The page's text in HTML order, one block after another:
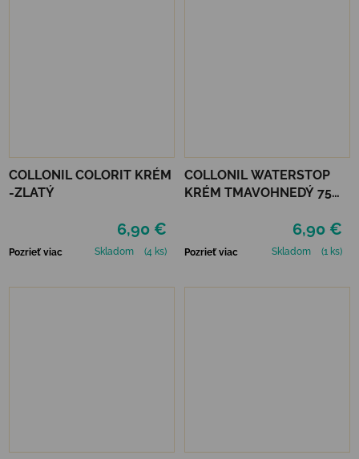
COLLONIL COLORIT KRÉM
-ZLATÝ
6,90 €
Pozrieť viac Skladom (4 ks)
COLLONIL WATERSTOP
KRÉM TMAVOHNEDÝ 75
6,90 €
Pozrieť viac Skladom (1 ks)